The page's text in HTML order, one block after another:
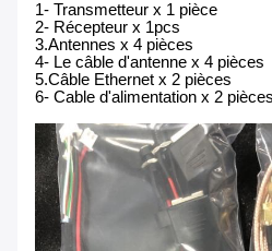
1- Transmetteur x 1 pièce
2- Récepteur x 1pcs
3.Antennes x 4 pièces
4- Le câble d'antenne x 4 pièces
5.Câble Ethernet x 2 pièces
6- Cable d'alimentation x 2 pièces